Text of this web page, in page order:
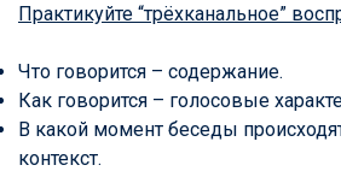
Практикуйте “трёхканальное”
Что говорится – содержание.
Как говорится – голосовые
В какой момент беседы
контекст.